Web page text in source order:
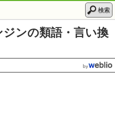
検索
ンの類語・言い換